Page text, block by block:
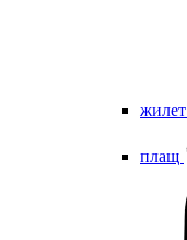
жилет
плащ